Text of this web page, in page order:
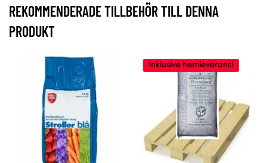
REKOMMENDERADE TILLBEHÖR TILL DENNA
PRODUKT
Inklusive hemleverans!